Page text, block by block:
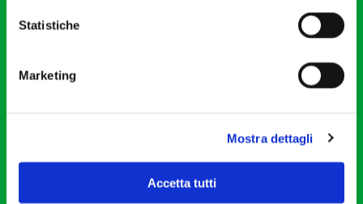
Statistiche
Marketing
Mostra dettagli
Accetta tutti
Cod. Fisc. 80078650159
Orchestra I Pomeriggi Musicali